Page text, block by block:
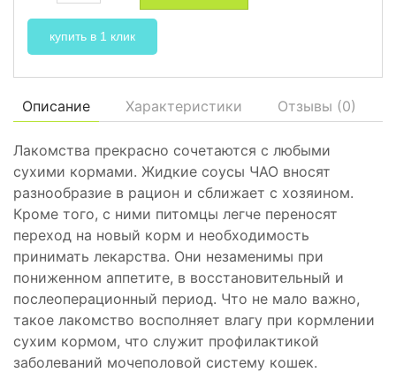
купить в 1 клик
Описание Характеристики Отзывы (0)
Лакомства прекрасно сочетаются с любыми
сухими кормами. Жидкие соусы ЧАО вносят
разнообразие в рацион и сближает с хозяином.
Кроме того, с ними питомцы легче переносят
переход на новый корм и необходимость
принимать лекарства. Они незаменимы при
пониженном аппетите, в восстановительный и
послеоперационный период. Что не мало важно,
такое лакомство восполняет влагу при кормлении
сухим кормом, что служит профилактикой
заболеваний мочеполовой систему кошек.